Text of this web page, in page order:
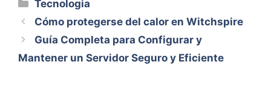
Tecnologia
Cómo protegerse del calor en Witchspire
Guía Completa para Configurar y
Mantener un Servidor Seguro y Eficiente